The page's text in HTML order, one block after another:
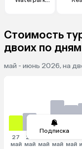
Подписка
Стоимость
двоих по
май - июнь 2026, на
27
май
28
май май май май